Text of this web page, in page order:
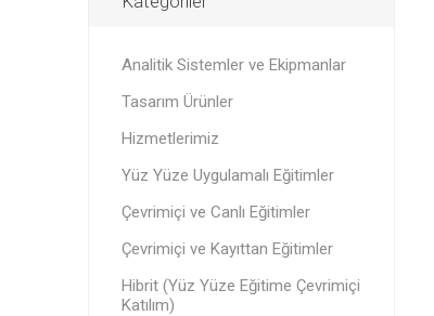
Analitik Sistemler ve Ekipmanlar
Tasarım Ürünler
Hizmetlerimiz
Yüz Yüze Uygulamalı Eğitimler
Çevrimiçi ve Canlı Eğitimler
Çevrimiçi ve Kayıttan Eğitimler
Hibrit (Yüz Yüze Eğitime Çevrimiçi
Katılım)